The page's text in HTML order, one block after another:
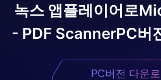
녹스 앱플레이어로
- PDF ScannerPC버
PC버전 다운